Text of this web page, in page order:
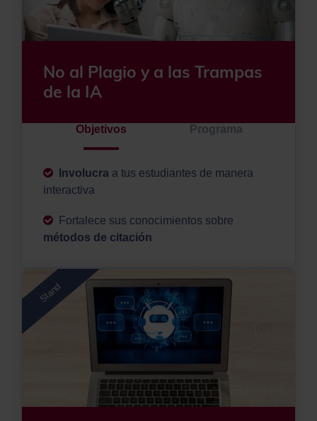
No al Plagio y a las Trampas
de la IA
Objetivos Programa
Involucra a tus estudiantes de manera
interactiva
Fortalece sus conocimientos sobre
métodos de citación
Stand